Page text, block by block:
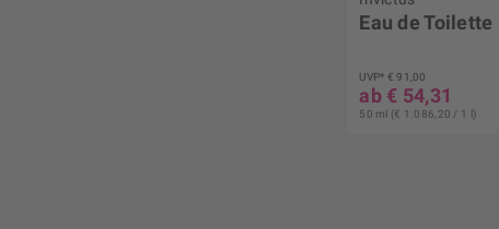
Eau de Toilette
UVP* € 91,00
ab € 54,31
50 ml (€ 1.086,20 / 1 l)